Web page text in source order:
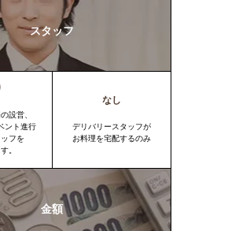
スタッフ
設営、
ント進行
フを
。
なし
デリバリースタッフが
お料理を宅配するのみ
金額